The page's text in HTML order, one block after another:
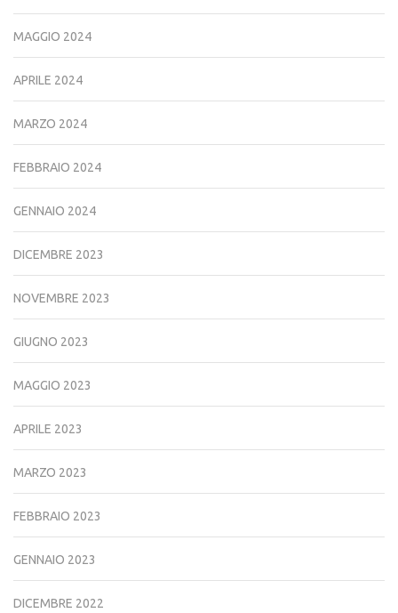
MAGGIO 2024
APRILE 2024
MARZO 2024
FEBBRAIO 2024
GENNAIO 2024
DICEMBRE 2023
NOVEMBRE 2023
GIUGNO 2023
MAGGIO 2023
APRILE 2023
MARZO 2023
FEBBRAIO 2023
GENNAIO 2023
DICEMBRE 2022